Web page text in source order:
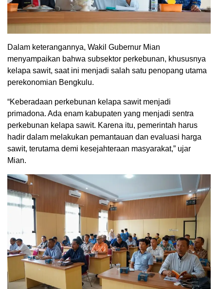
Dalam keterangannya, Wakil Gubernur Mian
menyampaikan bahwa subsektor perkebunan, khususnya
kelapa sawit, saat ini menjadi salah satu penopang utama
perekonomian Bengkulu.
“Keberadaan perkebunan kelapa sawit menjadi
primadona. Ada enam kabupaten yang menjadi sentra
perkebunan kelapa sawit. Karena itu, pemerintah harus
hadir dalam melakukan pemantauan dan evaluasi harga
sawit, terutama demi kesejahteraan masyarakat,” ujar
Mian.